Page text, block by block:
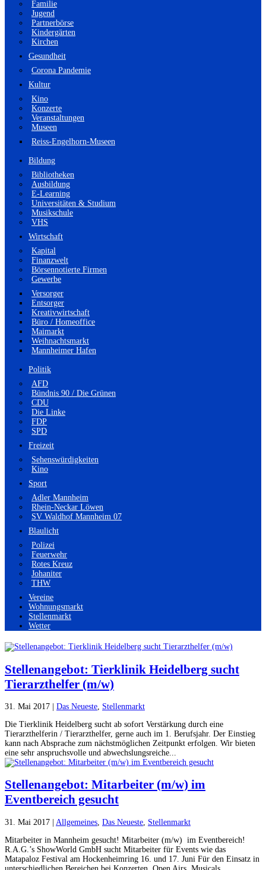
Familie
Jugend
Partnerbörse
Kindergärten
Kirchen
Gesundheit
Corona Pandemie
Kultur
Kino
Konzerte
Veranstaltungen
Museen
Reiss-Engelhorn-Museen
Bildung
Bibliotheken
Ausbildung
E-Learning
Universitäten & Studium
Musikschule
VHS
Wirtschaft
Kapital
Finanzwelt
Börsennotierte Firmen
Gewerbe
Versorger
Entsorger
Kreativwirtschaft
Büro / Homeoffice
Maimarkt
Weihnachtsmarkt
Mannheimer Hafen
Politik
AFD
Bündnis 90 / Die Grünen
CDU
Die Linke
FDP
SPD
Freizeit
Sehenswürdigkeiten
Kino
Sport
Adler Mannheim
Rhein-Neckar Löwen
SV Waldhof Mannheim 07
Blaulicht
Polizei
Feuerwehr
Rotes Kreuz
Johaniter
THW
Vereine
Wohnungsmarkt
Stellenmarkt
Wetter
Stellenangebot: Tierklinik Heidelberg sucht
Tierarzthelfer (m/w)
31. Mai 2017 Das Neueste Stellenmarkt
Die Tierklinik Heidelberg sucht ab sofort Verstärkung durch eine
Tierarzthelferin / Tierarzthelfer, gerne auch im 1. Berufsjahr. Der Einstieg
kann nach Absprache zum nächstmöglichen Zeitpunkt erfolgen. Wir bieten
eine sehr anspruchsvolle und abwechslungsreiche...
Stellenangebot: Mitarbeiter (m/w) im
Eventbereich gesucht
31. Mai 2017 Allgemeines Das Neueste Stellenmarkt
Mitarbeiter in Mannheim gesucht! Mitarbeiter (m/w) im Eventbereich!
R.A.G.’s ShowWorld GmbH sucht Mitarbeiter für Events wie das
Matapaloz Festival am Hockenheimring 16. und 17. Juni Für den Einsatz in